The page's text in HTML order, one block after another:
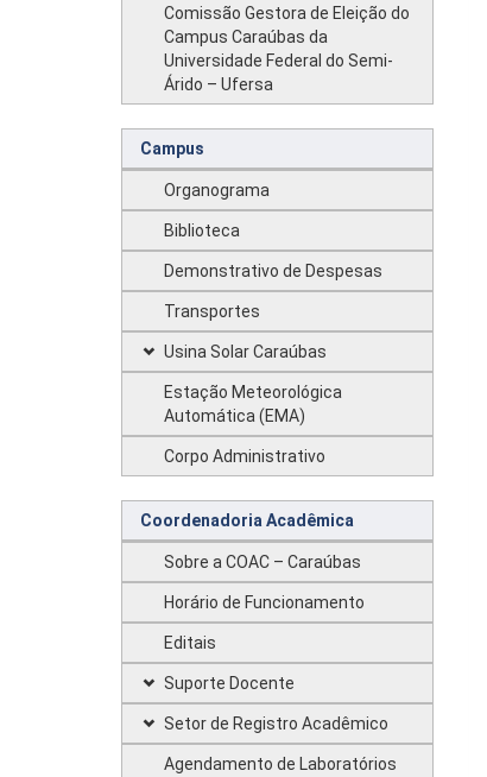
Comissão Gestora de Eleição do
Campus Caraúbas da
Universidade Federal do Semi-
Árido – Ufersa
Campus
Organograma
Biblioteca
Demonstrativo de Despesas
Transportes
Usina Solar Caraúbas
Estação Meteorológica
Automática (EMA)
Corpo Administrativo
Coordenadoria Acadêmica
Sobre a COAC – Caraúbas
Horário de Funcionamento
Editais
Suporte Docente
Setor de Registro Acadêmico
Agendamento de Laboratórios